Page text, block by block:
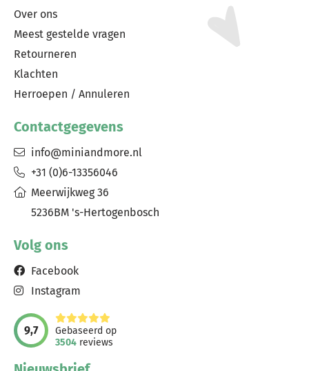
Over ons
Meest gestelde vragen
Retourneren
Klachten
Herroepen / Annuleren
Contactgegevens
info@miniandmore.nl
+31 (0)6-13356046
Meerwijkweg 36
5236BM 's-Hertogenbosch
Volg ons
Facebook
Instagram
9,7
Gebaseerd op
3504 reviews